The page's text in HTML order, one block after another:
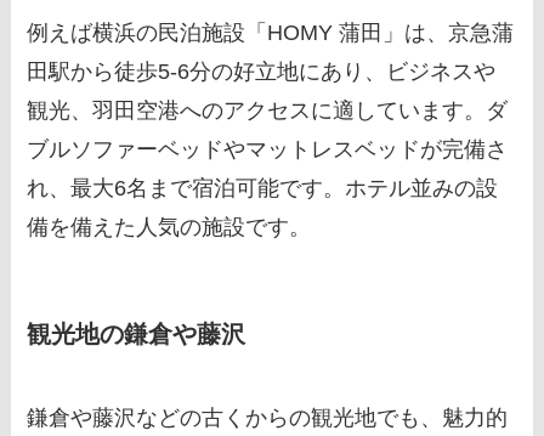
例えば横浜の民泊施設「HOMY 蒲田」は、京急蒲
田駅から徒歩5-6分の好立地にあり、ビジネスや
観光、羽田空港へのアクセスに適しています。ダ
ブルソファーベッドやマットレスベッドが完備さ
れ、最大6名まで宿泊可能です。ホテル並みの設
備を備えた人気の施設です。
観光地の鎌倉や藤沢
鎌倉や藤沢などの古くからの観光地でも、魅力的